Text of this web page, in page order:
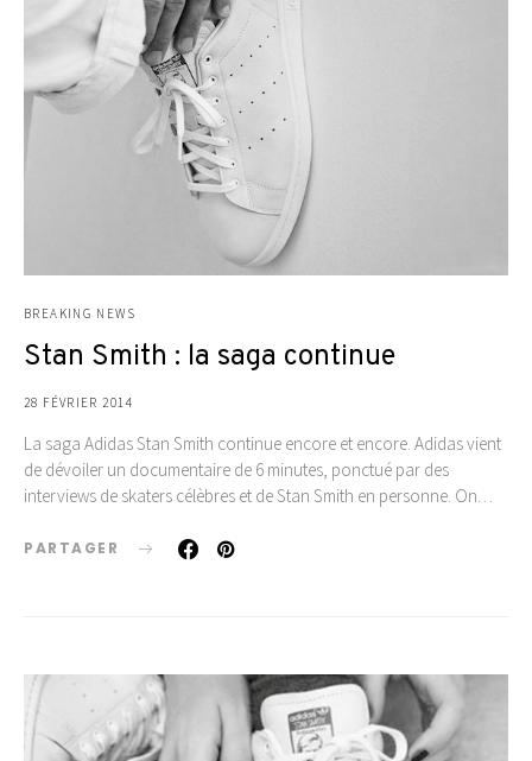
BREAKING NEWS
Stan Smith : la saga continue
28 FÉVRIER 2014
La saga Adidas Stan Smith continue encore et encore. Adidas vient
de dévoiler un documentaire de 6 minutes, ponctué par des
interviews de skaters célèbres et de Stan Smith en personne. On…
PARTAGER